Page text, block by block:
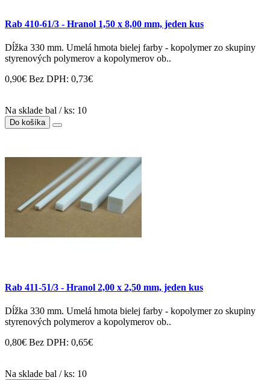
Rab 410-61/3 - Hranol 1,50 x 8,00 mm, jeden kus
Dĺžka 330 mm. Umelá hmota bielej farby - kopolymer zo skupiny
styrenových polymerov a kopolymerov ob..
0,90€ Bez DPH: 0,73€
Na sklade bal / ks: 10
Do košíka
Rab 411-51/3 - Hranol 2,00 x 2,50 mm, jeden kus
Dĺžka 330 mm. Umelá hmota bielej farby - kopolymer zo skupiny
styrenových polymerov a kopolymerov ob..
0,80€ Bez DPH: 0,65€
Na sklade bal / ks: 10